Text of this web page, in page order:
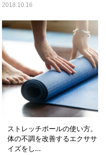
2018.10.16
ストレッチポールの使い方。
体の不調を改善するエクササ
イズをし...